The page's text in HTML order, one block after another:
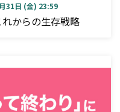
31日 (金) 23:59
からの生存戦略